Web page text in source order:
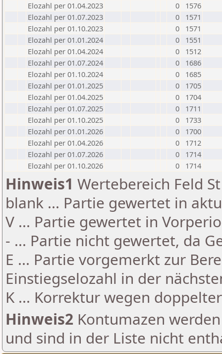
Elozahl per 01.04.2023
0
1576
Elozahl per 01.07.2023
0
1571
Elozahl per 01.10.2023
0
1571
Elozahl per 01.01.2024
0
1551
Elozahl per 01.04.2024
0
1512
Elozahl per 01.07.2024
0
1686
Elozahl per 01.10.2024
0
1685
Elozahl per 01.01.2025
0
1705
Elozahl per 01.04.2025
0
1704
Elozahl per 01.07.2025
0
1711
Elozahl per 01.10.2025
0
1733
Elozahl per 01.01.2026
0
1700
Elozahl per 01.04.2026
0
1712
Elozahl per 01.07.2026
0
1714
Elozahl per 01.10.2026
0 1714
Hinweis1 Wertebereich Feld
blank ... Partie gewertet in
V ... Partie gewertet in
- ... Partie nicht gewertet, da
E ... Partie vorgemerkt zur
Einstiegselozahl in der
K ... Korrektur wegen
Hinweis2 Kontumazen
und sind in der Liste nicht